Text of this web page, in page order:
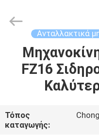
ΣΠΊΤΙ
ΠΡΟΪΌΝΤΑ
ΒΊΝΤΕΟ
Parts
Ανταλλακτικά
FZ16
Τόπος
καταγωγής: